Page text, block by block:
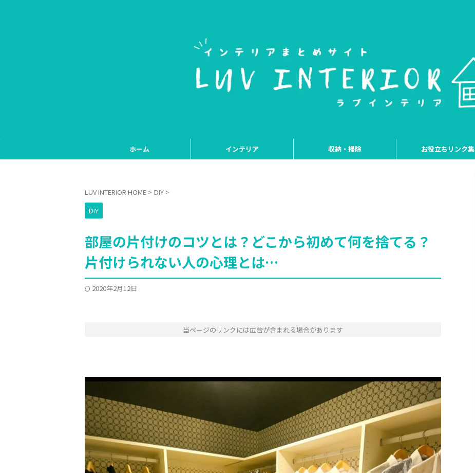
ホーム インテリア 収納・掃除 お役立ちリンク集
LUV INTERIOR HOME > DIY >
DIY
部屋の片付けのコツとは？どこから初めて何を捨てる？
片付けられない人の心理とは…
2020年2月12日
当ページのリンクには広告が含まれる場合があります